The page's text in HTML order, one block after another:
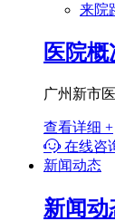
来院
医院概
广州新市
查看详细 +
在线咨
新闻动态
新闻动